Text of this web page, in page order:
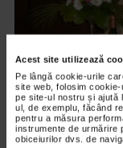
Acest site utilizează
Pe lângă cookie-urile
site web, folosim
pe site-ul nostru și ajută
ul, de exemplu, făcând
pentru a măsura
instrumente de urmărire
obiceiurilor dvs. de
HOBBY
CHIC
aranjamente
09/08/2011